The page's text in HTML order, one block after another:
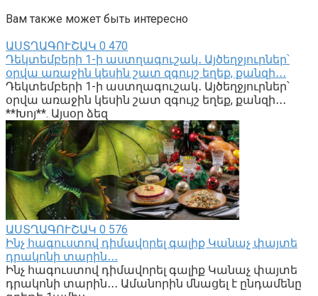
Вам также может быть интересно
ԱՍՏՂԱԳՈՒՇԱԿ 0 470
Դեկտեմբերի 1-ի աստղագուշակ․ Այծեղջյուրներ՝
օրվա առաջին կեսին շատ զգույշ եղեք, քանզի․․․
Դեկտեմբերի 1-ի աստղագուշակ․ Այծեղջյուրներ՝
օրվա առաջին կեսին շատ զգույշ եղեք, քանզի․․․
**Խոյ**. Այսօր ձեզ
ԱՍՏՂԱԳՈՒՇԱԿ 0 576
Ինչ հագուստով դիմավորել գալիք Կանաչ փայտե
դրակոնի տարին․․․
Ինչ հագուստով դիմավորել գալիք Կանաչ փայտե
դրակոնի տարին․․․ Ամանորին մնացել է ընդամենը